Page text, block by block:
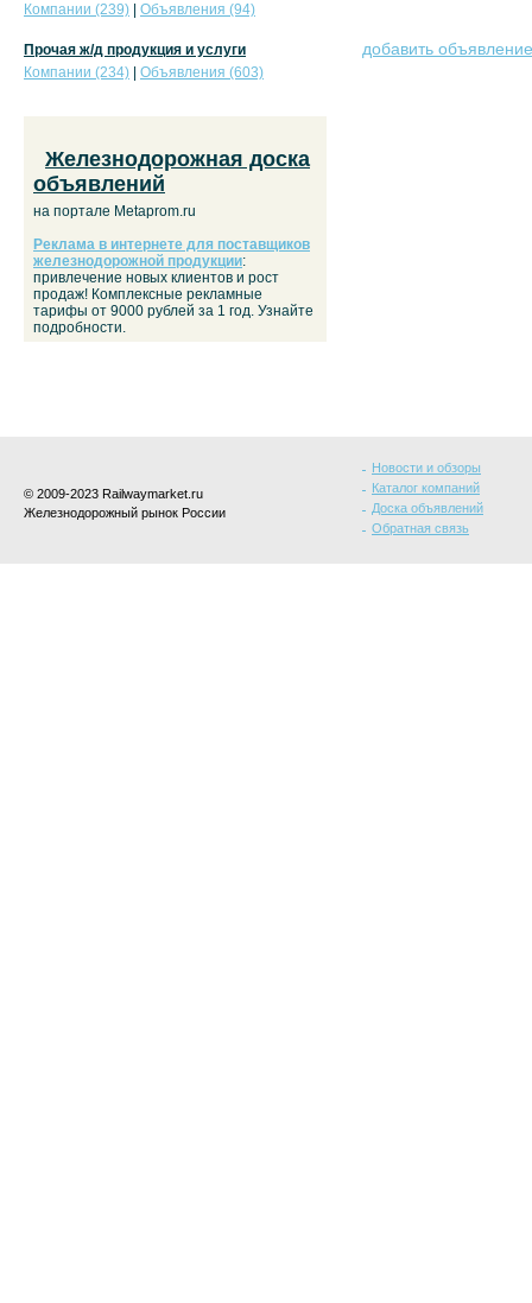
добавить объявление
Компании (239)
Объявления (94)
Прочая ж/д продукция и услуги
Компании (234)
Объявления (603)
Железнодорожная доска
объявлений
на портале Metaprom.ru
Реклама в интернете для поставщиков
железнодорожной продукции:
привлечение новых клиентов и рост
продаж! Комплексные рекламные
тарифы от 9000 рублей за 1 год. Узнайте
подробности.
© 2009-2023 Railwaymarket.ru
Железнодорожный рынок России
Новости и обзоры
Каталог компаний
Доска объявлений
Обратная связь